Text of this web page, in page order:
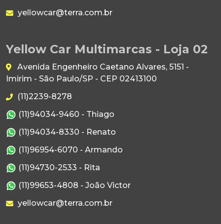
yellowcar@terra.com.br
Yellow Car Multimarcas - Loja 02
Avenida Engenheiro Caetano Alvares, 5151 -
Imirim - São Paulo/SP - CEP 02413100
(11)2239-8278
(11)94034-9460 - Thiago
(11)94034-8330 - Renato
(11)96954-6070 - Armando
(11)94730-2533 - Rita
(11)99653-4808 - João Victor
yellowcar@terra.com.br